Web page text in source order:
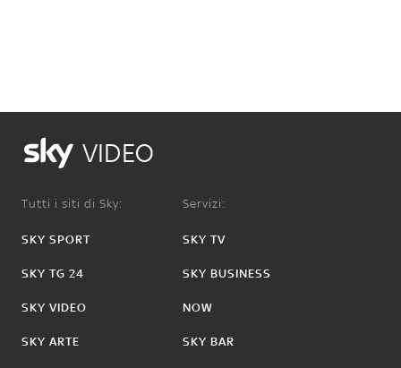
VIDEO
Tutti i siti di Sky:
SKY SPORT
SKY TG 24
SKY VIDEO
SKY ARTE
Servizi:
SKY TV
SKY BUSINESS
NOW
SKY BAR